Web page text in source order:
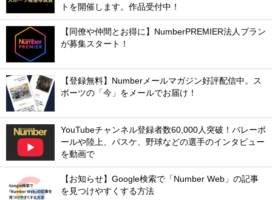
トを開催します。作品受付中！
【同僚や仲間とお得に】NumberPREMIER法人プラン
が募集スタート！
【登録無料】Numberメールマガジン好評配信中。ス
ポーツの「今」をメールでお届け！
YouTubeチャンネル登録者数60,000人突破！バレーボ
ールや陸上、バスケ、野球などの選手のインタビュー
を動画で
【お知らせ】Google検索で「Number Web」の記事
を見つけやすくする方法